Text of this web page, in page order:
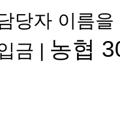
당자 이름
금 | 농협